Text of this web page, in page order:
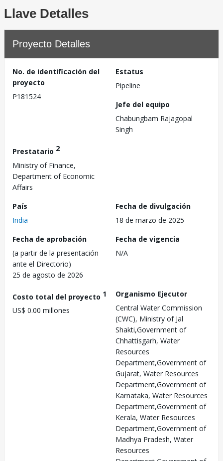
Llave Detalles
Proyecto Detalles
No. de identificación del
proyecto
P181524
Estatus
Pipeline
Jefe del equipo
Chabungbam Rajagopal
Singh
Prestatario 2
Ministry of Finance,
Department of Economic
Affairs
País
India
Fecha de divulgación
18 de marzo de 2025
Fecha de aprobación
(a partir de la presentación
ante el Directorio)
25 de agosto de 2026
Fecha de vigencia
N/A
Costo total del proyecto 1
US$ 0.00 millones
Organismo Ejecutor
Central Water Commission
(CWC), Ministry of Jal
Shakti,Government of
Chhattisgarh, Water
Resources
Department,Government of
Gujarat, Water Resources
Department,Government of
Karnataka, Water Resources
Department,Government of
Kerala, Water Resources
Department,Government of
Madhya Pradesh, Water
Resources